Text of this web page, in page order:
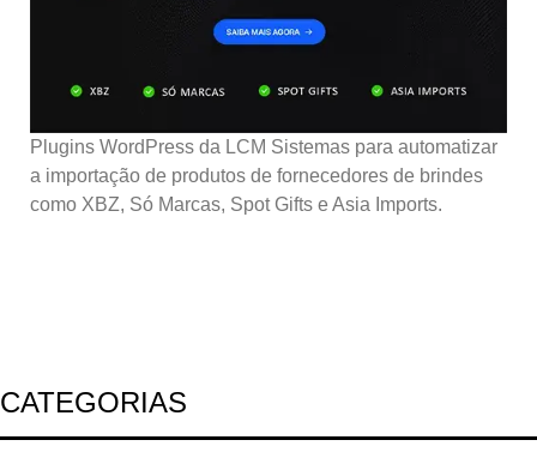
Plugins WordPress da LCM Sistemas para automatizar
a importação de produtos de fornecedores de brindes
como XBZ, Só Marcas, Spot Gifts e Asia Imports.
CATEGORIAS